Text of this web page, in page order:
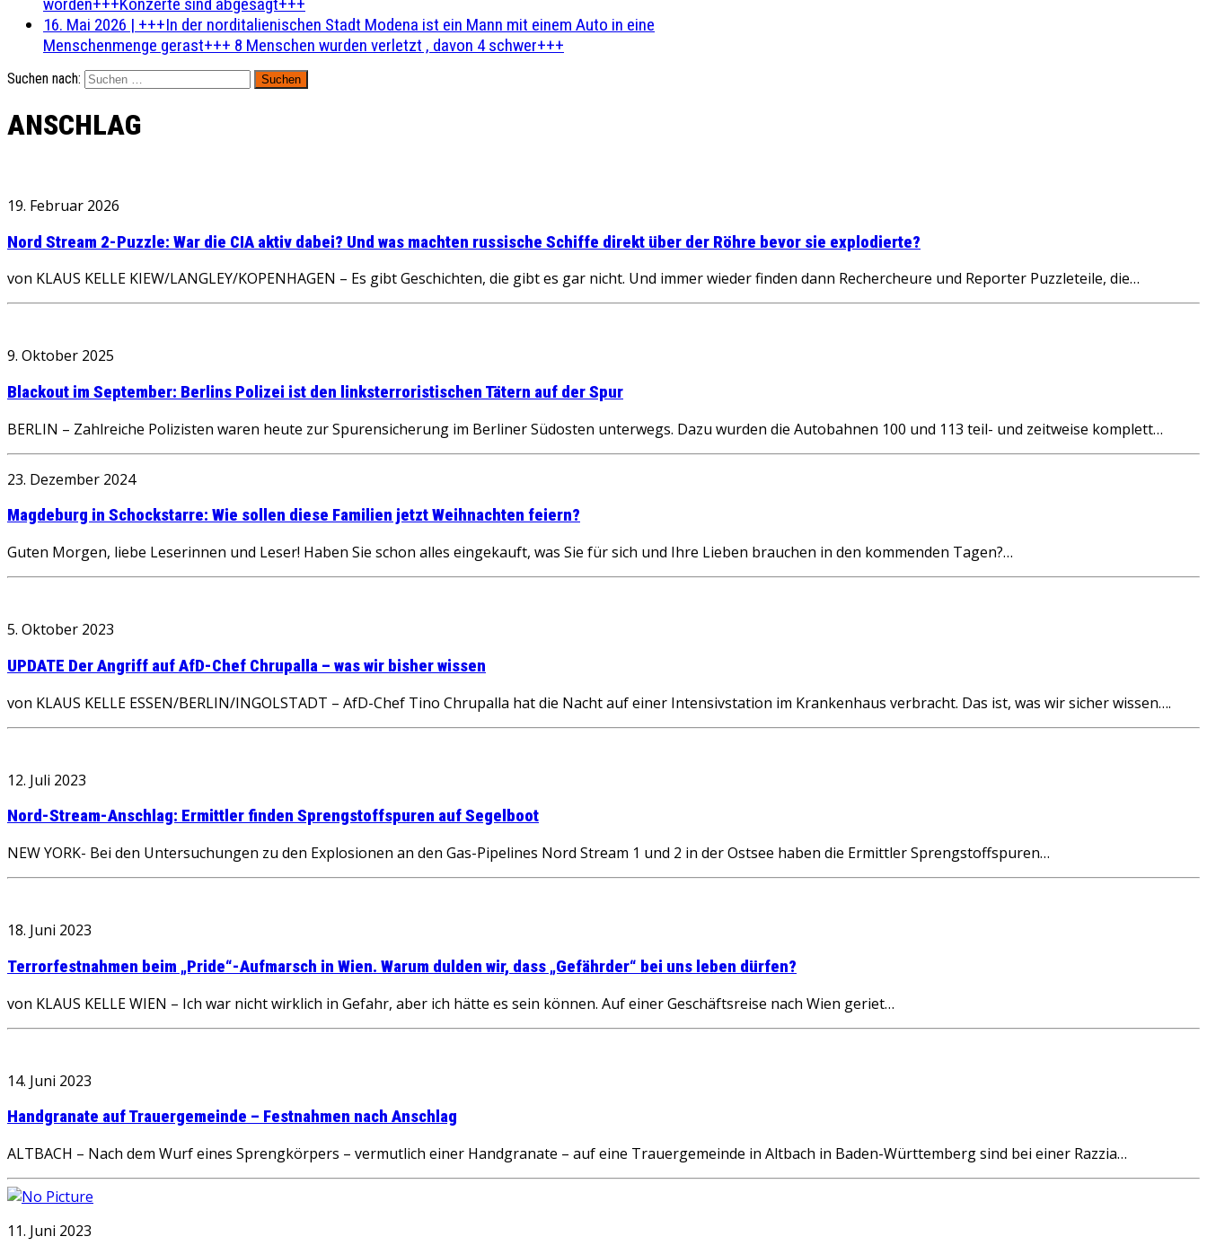
16. Mai 2026 | +++In der norditalienischen Stadt Modena ist ein Mann mit einem Auto in eine
Menschenmenge gerast+++ 8 Menschen wurden verletzt , davon 4 schwer+++
Suchen nach:
ANSCHLAG
19. Februar 2026
Nord Stream 2-Puzzle: War die CIA aktiv dabei? Und was machten russische Schiffe direkt über der Röhre bevor sie explodierte?
von KLAUS KELLE KIEW/LANGLEY/KOPENHAGEN – Es gibt Geschichten, die gibt es gar nicht. Und immer wieder finden dann Rechercheure und Reporter Puzzleteile, die…
9. Oktober 2025
Blackout im September: Berlins Polizei ist den linksterroristischen Tätern auf der Spur
BERLIN – Zahlreiche Polizisten waren heute zur Spurensicherung im Berliner Südosten unterwegs. Dazu wurden die Autobahnen 100 und 113 teil- und zeitweise komplett…
23. Dezember 2024
Magdeburg in Schockstarre: Wie sollen diese Familien jetzt Weihnachten feiern?
Guten Morgen, liebe Leserinnen und Leser! Haben Sie schon alles eingekauft, was Sie für sich und Ihre Lieben brauchen in den kommenden Tagen?…
5. Oktober 2023
UPDATE Der Angriff auf AfD-Chef Chrupalla – was wir bisher wissen
von KLAUS KELLE ESSEN/BERLIN/INGOLSTADT – AfD-Chef Tino Chrupalla hat die Nacht auf einer Intensivstation im Krankenhaus verbracht. Das ist, was wir sicher wissen….
12. Juli 2023
Nord-Stream-Anschlag: Ermittler finden Sprengstoffspuren auf Segelboot
NEW YORK- Bei den Untersuchungen zu den Explosionen an den Gas-Pipelines Nord Stream 1 und 2 in der Ostsee haben die Ermittler Sprengstoffspuren…
18. Juni 2023
Terrorfestnahmen beim „Pride“-Aufmarsch in Wien. Warum dulden wir, dass „Gefährder“ bei uns leben dürfen?
von KLAUS KELLE WIEN – Ich war nicht wirklich in Gefahr, aber ich hätte es sein können. Auf einer Geschäftsreise nach Wien geriet…
14. Juni 2023
Handgranate auf Trauergemeinde – Festnahmen nach Anschlag
ALTBACH – Nach dem Wurf eines Sprengkörpers – vermutlich einer Handgranate – auf eine Trauergemeinde in Altbach in Baden-Württemberg sind bei einer Razzia…
11. Juni 2023